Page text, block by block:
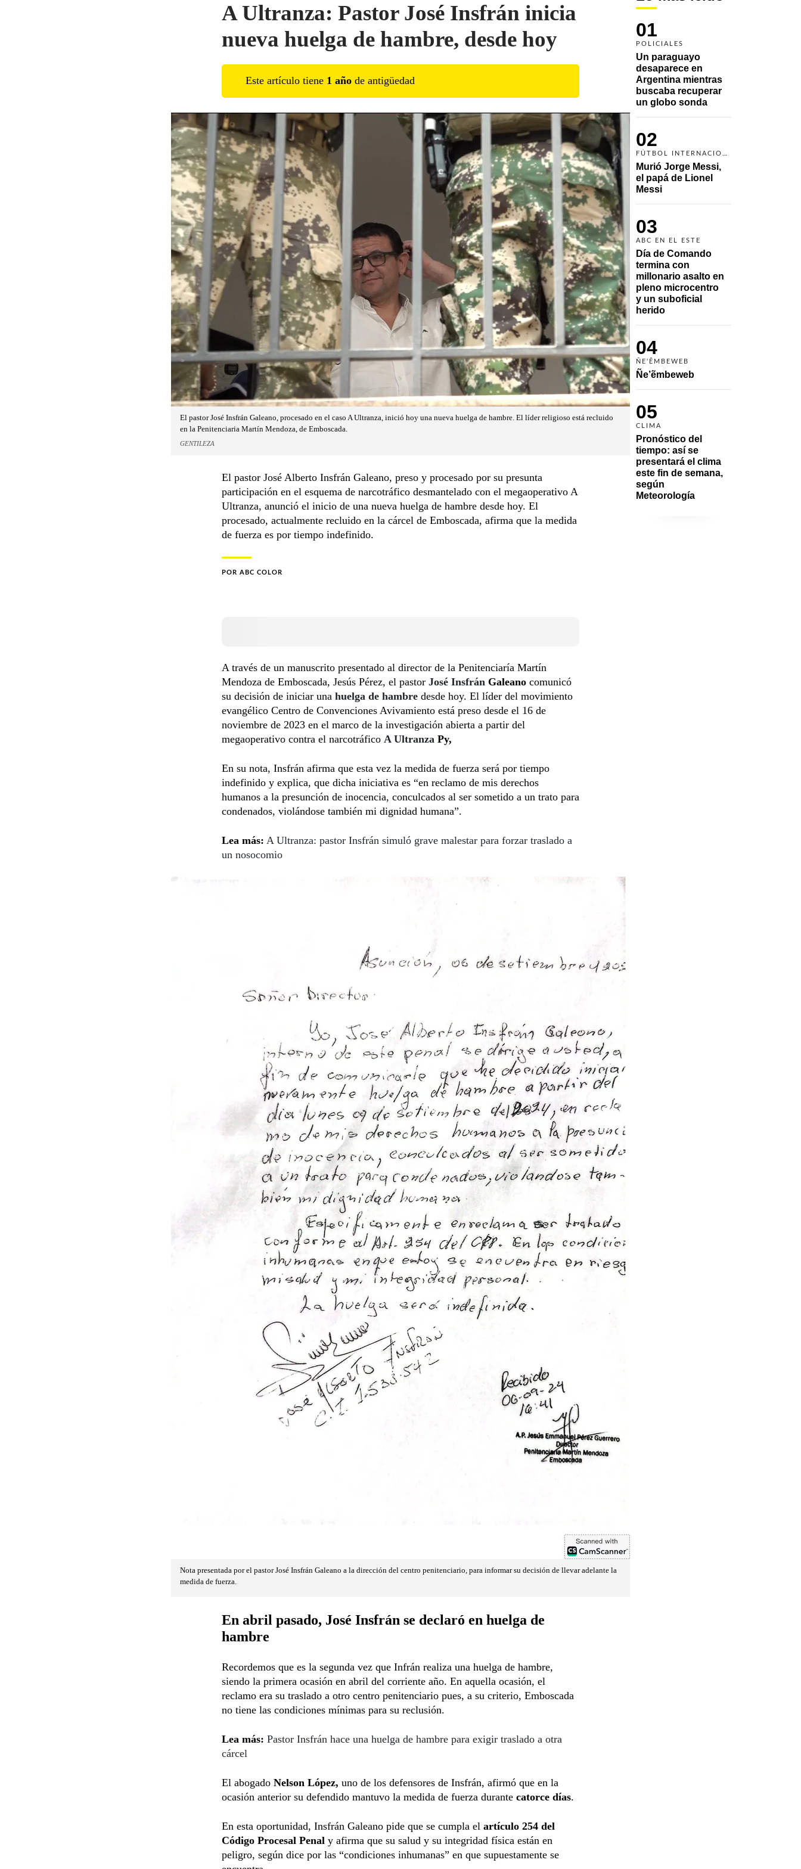
01
POLICIALES
Un paraguayo
desaparece en
Argentina mientras
buscaba recuperar
un globo sonda
02
Murió Jorge Messi,
el papá de Lionel
Messi
03
ABC EN EL ESTE
Día de Comando
termina con
millonario asalto en
pleno microcentro
y un suboficial
herido
04
ÑE'ẼMBEWEB
Ñe’ẽmbeweb
05
CLIMA
Pronóstico del
tiempo: así se
presentará el clima
este fin de semana,
según
Meteorología
A Ultranza: Pastor José Insfrán inicia
nueva huelga de hambre, desde hoy
Este artículo tiene 1 año de antigüedad
El pastor José Insfrán Galeano, procesado en el caso A Ultranza, inició hoy una nueva huelga de hambre. El líder religioso está recluido
en la Penitenciaria Martín Mendoza, de Emboscada.
GENTILEZA
El pastor José Alberto Insfrán Galeano, preso y procesado por su presunta
participación en el esquema de narcotráfico desmantelado con el megaoperativo A
Ultranza, anunció el inicio de una nueva huelga de hambre desde hoy. El
procesado, actualmente recluido en la cárcel de Emboscada, afirma que la medida
de fuerza es por tiempo indefinido.
POR ABC COLOR
A través de un manuscrito presentado al director de la Penitenciaría Martín
Mendoza de Emboscada, Jesús Pérez, el pastor José Insfrán Galeano comunicó
su decisión de iniciar una huelga de hambre desde hoy. El líder del movimiento
evangélico Centro de Convenciones Avivamiento está preso desde el 16 de
noviembre de 2023 en el marco de la investigación abierta a partir del
megaoperativo contra el narcotráfico A Ultranza Py,
En su nota, Insfrán afirma que esta vez la medida de fuerza será por tiempo
indefinido y explica, que dicha iniciativa es “en reclamo de mis derechos
humanos a la presunción de inocencia, conculcados al ser sometido a un trato para
condenados, violándose también mi dignidad humana”.
Lea más: A Ultranza: pastor Insfrán simuló grave malestar para forzar traslado a
un nosocomio
Nota presentada por el pastor José Insfrán Galeano a la dirección del centro penitenciario, para informar su decisión de llevar adelante la
medida de fuerza.
En abril pasado, José Insfrán se declaró en huelga de
hambre
Recordemos que es la segunda vez que Infrán realiza una huelga de hambre,
siendo la primera ocasión en abril del corriente año. En aquella ocasión, el
reclamo era su traslado a otro centro penitenciario pues, a su criterio, Emboscada
no tiene las condiciones mínimas para su reclusión.
Lea más: Pastor Insfrán hace una huelga de hambre para exigir traslado a otra
cárcel
El abogado Nelson López, uno de los defensores de Insfrán, afirmó que en la
ocasión anterior su defendido mantuvo la medida de fuerza durante catorce días.
En esta oportunidad, Insfrán Galeano pide que se cumpla el artículo 254 del
Código Procesal Penal y afirma que su salud y su integridad física están en
peligro, según dice por las “condiciones inhumanas” en que supuestamente se